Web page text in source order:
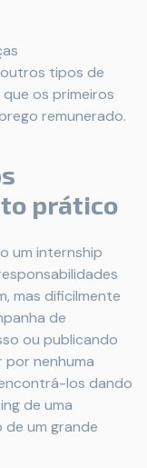
tipos de
os primeiros
remunerado.
prático
um internship
mas dificilmente
de
ou publicando
por nenhuma
los dando
de uma
um grande